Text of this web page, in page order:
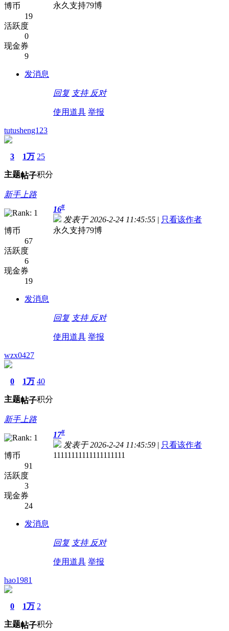
博币
19
活跃度
0
现金券
9
发消息
永久支持79博
回复 支持 反对
使用道具 举报
tutusheng123
3
主题
1万
帖子
25
积分
新手上路
博币
67
活跃度
6
现金券
19
发消息
16#
发表于 2026-2-24 11:45:55 | 只看该作者
永久支持79博
回复 支持 反对
使用道具 举报
wzx0427
0
主题
1万
帖子
40
积分
新手上路
博币
91
活跃度
3
现金券
24
发消息
17#
发表于 2026-2-24 11:45:59 | 只看该作者
11111111111111111111
回复 支持 反对
使用道具 举报
hao1981
0
主题
1万
帖子
2
积分